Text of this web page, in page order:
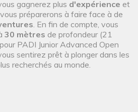
gagnerez plus d'expérience et
préparerons à faire face à de
. En fin de compte, vous
30 mètres de profondeur (21
PADI Junior Advanced Open
sentirez prêt à plonger dans les
recherchés au monde.